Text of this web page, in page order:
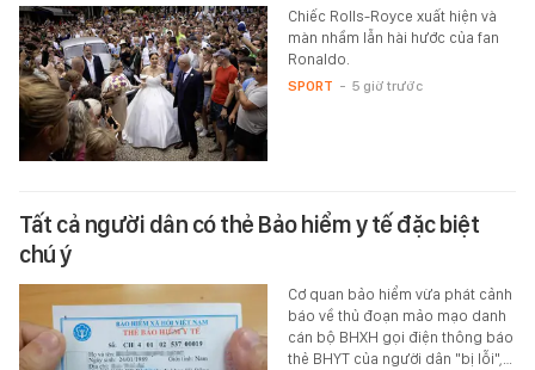
Chiếc Rolls-Royce xuất hiện và
màn nhầm lẫn hài hước của fan
Ronaldo.
SPORT - 5 giờ trước
Tất cả người dân có thẻ Bảo hiểm y tế đặc biệt
chú ý
Cơ quan bảo hiểm vừa phát cảnh
báo về thủ đoạn mảo mạo danh
cán bộ BHXH gọi điện thông báo
thẻ BHYT của người dân "bị lỗi",…